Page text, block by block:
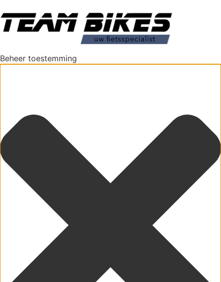
Beheer toestemming